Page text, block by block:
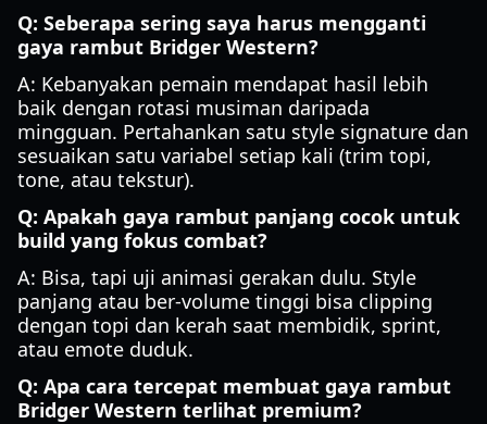
Q: Seberapa sering saya harus mengganti
gaya rambut Bridger Western?
A: Kebanyakan pemain mendapat hasil lebih
baik dengan rotasi musiman daripada
mingguan. Pertahankan satu style signature dan
sesuaikan satu variabel setiap kali (trim topi,
tone, atau tekstur).
Q: Apakah gaya rambut panjang cocok untuk
build yang fokus combat?
A: Bisa, tapi uji animasi gerakan dulu. Style
panjang atau ber-volume tinggi bisa clipping
dengan topi dan kerah saat membidik, sprint,
atau emote duduk.
Q: Apa cara tercepat membuat gaya rambut
Bridger Western terlihat premium?